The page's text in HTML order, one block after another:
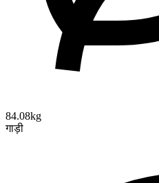
84.08kg
गाड़ी